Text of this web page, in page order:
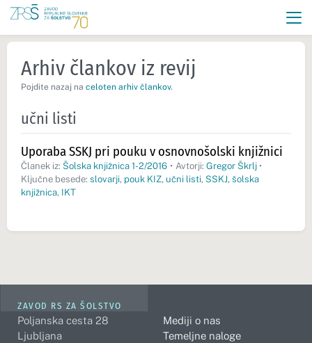
Arhiv člankov iz revij
Pojdite nazaj na celoten arhiv člankov.
učni listi
Uporaba SSKJ pri pouku v osnovnošolski knjižnici
Članek iz: Šolska knjižnica 1-2/2016 • Avtorji: Gregor Škrlj •
Ključne besede: slovarji, pouk KIZ, učni listi, SSKJ, šolska
knjižnica, IKT
ZAVOD RS ZA ŠOLSTVO
Poljanska cesta 28
Ljubljana
Mediji o nas
Temeljne naloge